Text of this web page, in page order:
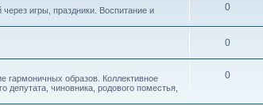
игры, праздники. Воспитание и
0
0
гармоничных образов. Коллективное
депутата, чиновника, родового поместья,
0